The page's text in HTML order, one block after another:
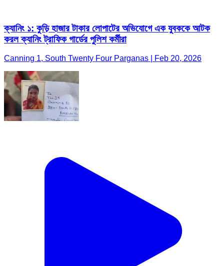
ক্যানিং ১: কুড়ি হাজার টাকার লোপাটের অভিযোগে এক যুবককে আটক
করল ক্যানিং ট্রাফিক গার্ডের পুলিশ কর্মীরা
Canning 1, South Twenty Four Parganas | Feb 20, 2026